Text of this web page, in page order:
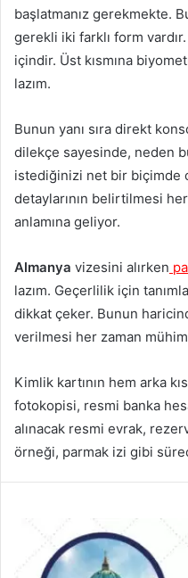
başlatmanız gerekmekte.
gerekli iki farklı form
içindir. Üst kısmına
lazım.
Bunun yanı sıra direkt
dilekçe sayesinde, neden
istediğinizi net bir biçimde
detaylarının belirtilmesi
anlamına geliyor.
Almanya vizesini alırken
lazım. Geçerlilik için
dikkat çeker. Bunun
verilmesi her zaman
Kimlik kartının hem arka
fotokopisi, resmi banka
alınacak resmi evrak,
örneği, parmak izi gibi